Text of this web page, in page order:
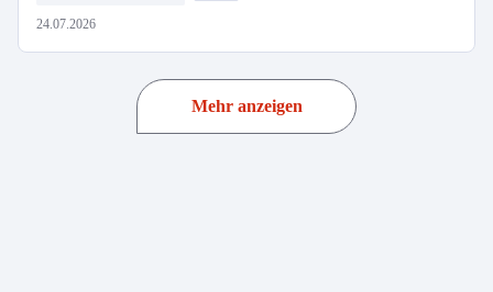
24.07.2026
Mehr anzeigen